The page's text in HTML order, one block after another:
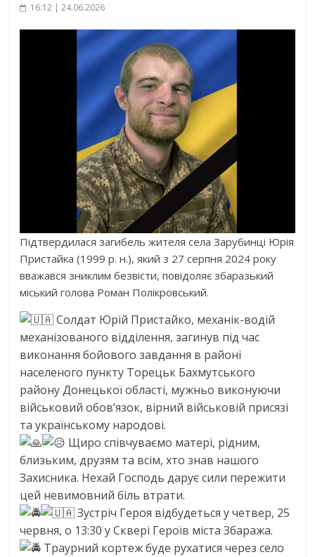
16:12 | 24.06.2026
Підтвердилася загибель жителя села Зарубинці Юрія
Пристайка (1999 р. н.), який з 27 серпня 2024 року
вважався зниклим безвісти, повідоляє збаразький
міський голова Роман Полікровський.
Солдат Юрій Пристайко, механік-водій
механізованого відділення, загинув під час
виконання бойового завдання в районі
населеного пункту Торецьк Бахмутського
району Донецької області, мужньо виконуючи
військовий обов’язок, вірний військовій присязі
та українському народові.
Щиро співчуваємо матері, рідним,
близьким, друзям та всім, хто знав нашого
Захисника. Нехай Господь дарує сили пережити
цей невимовний біль втрати.
Зустріч Героя відбудеться у четвер, 25
червня, о 13:30 у Сквері Героїв міста Збаража.
Траурний кортеж буде рухатися через село